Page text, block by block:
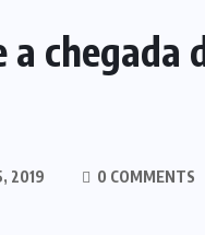
a
2019 0 COMMENTS